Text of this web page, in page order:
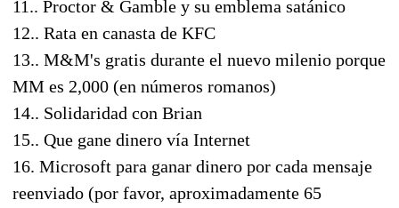
11.. Proctor & Gamble y su emblema satánico
12.. Rata en canasta de KFC
13.. M&M's gratis durante el nuevo milenio porque
MM es 2,000 (en números romanos)
14.. Solidaridad con Brian
15.. Que gane dinero vía Internet
16. Microsoft para ganar dinero por cada mensaje
reenviado (por favor, aproximadamente 65